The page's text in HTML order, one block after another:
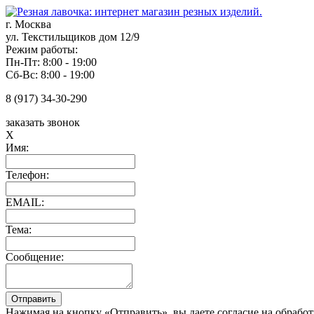
г. Москва
ул. Текстильщиков дом 12/9
Режим работы:
Пн-Пт: 8:00 - 19:00
Сб-Вс: 8:00 - 19:00
8 (917) 34-30-290
заказать звонок
X
Имя:
Телефон:
EMAIL:
Тема:
Сообщение: